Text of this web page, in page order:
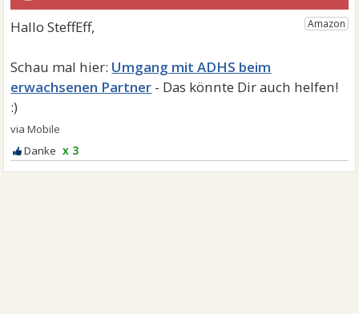
Umgang mit ADHS beim
erwachsenen Partner
x 3